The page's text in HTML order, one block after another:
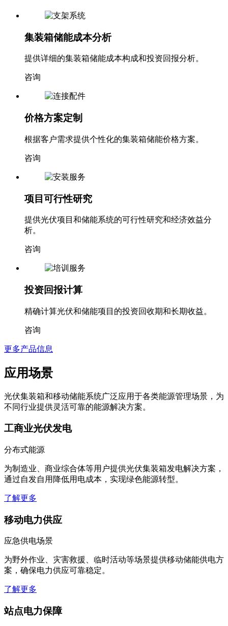
集装箱储能成本分析
提供详细的集装箱储能成本构成和投资回报分析。
咨询
价格方案定制
根据客户需求提供个性化的集装箱储能价格方案。
咨询
项目可行性研究
提供光伏项目和储能系统的可行性研究和经济效益分
析。
咨询
投资回报计算
精确计算光伏和储能项目的投资回收期和长期收益。
咨询
更多产品信息
应用场景
光伏集装箱和移动储能系统广泛应用于各类能源管理场景，为
不同行业提供灵活可靠的能源解决方案。
工商业光伏发电
分布式能源
为制造业、商业综合体等用户提供光伏集装箱发电解决方案，
通过自发自用降低用电成本，实现绿色能源转型。
了解更多
移动电力供应
应急供电场景
为野外作业、灾害救援、临时活动等场景提供移动储能供电方
案，确保电力供应可靠稳定。
了解更多
站点电力保障